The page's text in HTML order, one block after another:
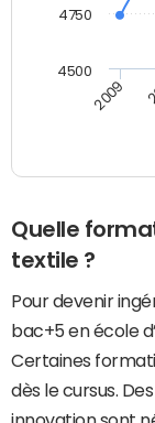
2009
4500
4750
Quelle
textile ?
Pour devenir
bac+5 en école
Certaines
dès le cursus.
innovation sont